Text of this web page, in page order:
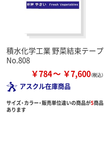
積水化学工業 野菜結束テープ
No.808
￥784 ￥7,600
アスクル在庫商品
サイズ・カラー・販売単位違いの商品が5商品
あります